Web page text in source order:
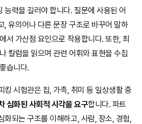
능력을 길러야 합니다. 질문에 사용된 어
, 유의어나 다른 문장 구조로 바꾸어 말하
에서 가산점 요인으로 작용합니다. 또한, 최
칼럼을 읽으며 관련 어휘와 표현을 수집
습니다.
킹 시험관은 집, 가족, 취미 등 일상생활 중
심화된 사회적 시각을 요구합니다. 파트
화되는 구조를 이해하고, 사람, 장소, 경험,